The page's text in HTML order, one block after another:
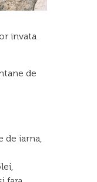
invata
de
de iarna,